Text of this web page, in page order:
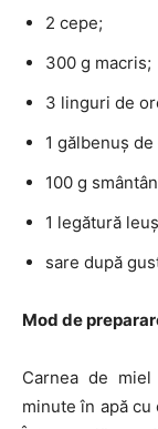
2 cepe;
300 g macris;
3 linguri de
1 gălbenuș de
100 g
1 legătură
sare după
Mod de
Carnea de
minute în apă